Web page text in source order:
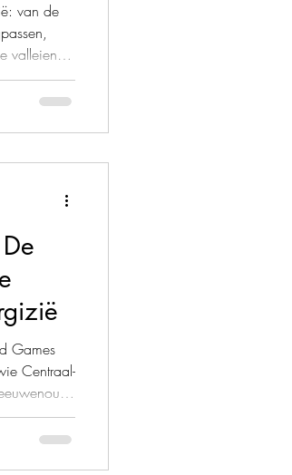
van de
valleien
snel
Games
Centraal-
Games.